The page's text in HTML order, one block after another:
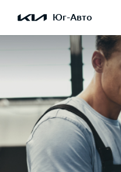
Юг-Авто